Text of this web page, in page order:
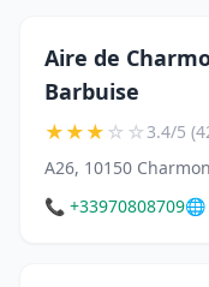
Aire de
Barbuise
★★★☆☆3.4/5
A26, 10150
📞 +33970808709🌐